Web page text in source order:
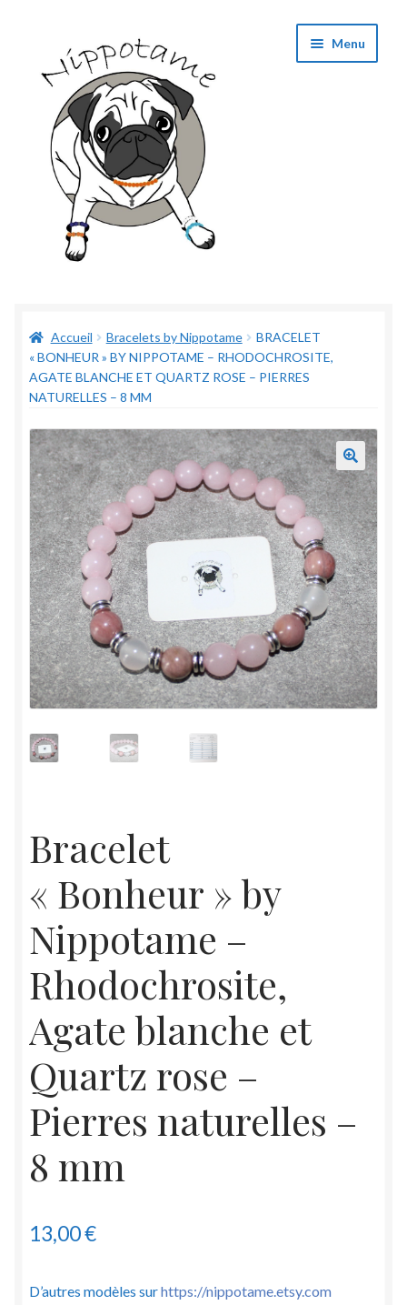
navigation
contenu
Menu
Panier
Validation de commande
Mon compte
Accueil
Accueil Bracelets by Nippotame
BRACELET
« BONHEUR » BY NIPPOTAME – RHODOCHROSITE,
AGATE BLANCHE ET QUARTZ ROSE – PIERRES
NATURELLES – 8 MM
Bracelet
« Bonheur » by
Nippotame –
Rhodochrosite,
Agate blanche et
Quartz rose –
Pierres naturelles –
8 mm
13,00€
D’autres modèles surhttps://nippotame.etsy.com